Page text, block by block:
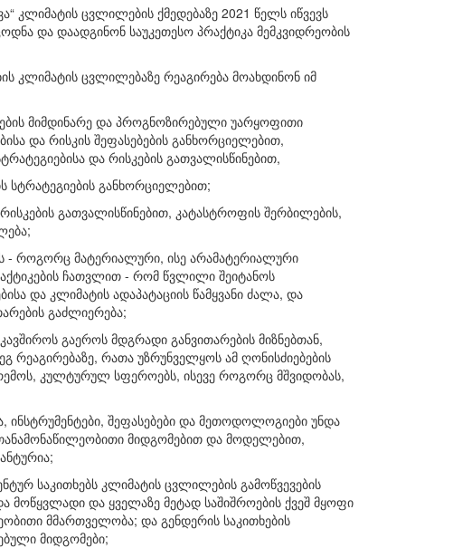
კლიმატის ცვლილების ქმედებაზე 2021 წელს იწვევს
და დაადგინონ საუკეთესო პრაქტიკა მემკვიდრეობის
კლიმატის ცვლილებაზე რეაგირება მოახდინონ იმ
მიმდინარე და პროგნოზირებული უარყოფითი
და რისკის შეფასებების განხორციელებით,
და რისკების გათვალისწინებით,
სტრატეგიების განხორციელებით;
გათვალისწინებით, კატასტროფის შერბილების,
- როგორც მატერიალური, ისე არამატერიალური
ჩათვლით - რომ წვლილი შეიტანოს
და კლიმატის ადაპატაციის წამყვანი ძალა, და
გაძლიერება;
გაეროს მდგრადი განვითარების მიზნებთან,
რეაგირებაზე, რათა უზრუნველყოს ამ ღონისძიებების
კულტურულ სფეროებს, ისევე როგორც მშვიდობას,
ინსტრუმენტები, შეფასებები და მეთოდოლოგიები უნდა
მიდგომებით და მოდელებით,
საკითხებს კლიმატის ცვლილების გამოწვევების
მოწყვლადი და ყველაზე მეტად საშიშროების ქვეშ მყოფი
მმართველობა; და გენდერის საკითხების
მიდგომები;